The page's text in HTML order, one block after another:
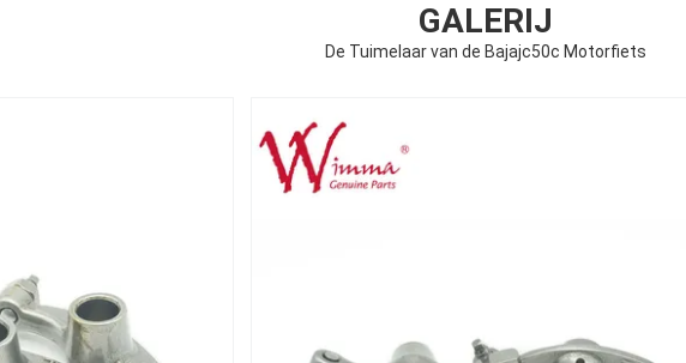
GALERIJ
De Tuimelaar van de Bajajc50c Motorfiets